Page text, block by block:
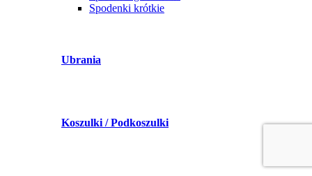
Spodenki krótkie
Ubrania
Koszulki / Podkoszulki